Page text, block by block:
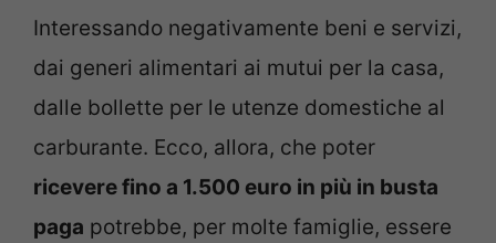
Interessando negativamente beni e servizi,
dai generi alimentari ai mutui per la casa,
dalle bollette per le utenze domestiche al
carburante. Ecco, allora, che poter
ricevere fino a 1.500 euro in più in busta
paga potrebbe, per molte famiglie, essere